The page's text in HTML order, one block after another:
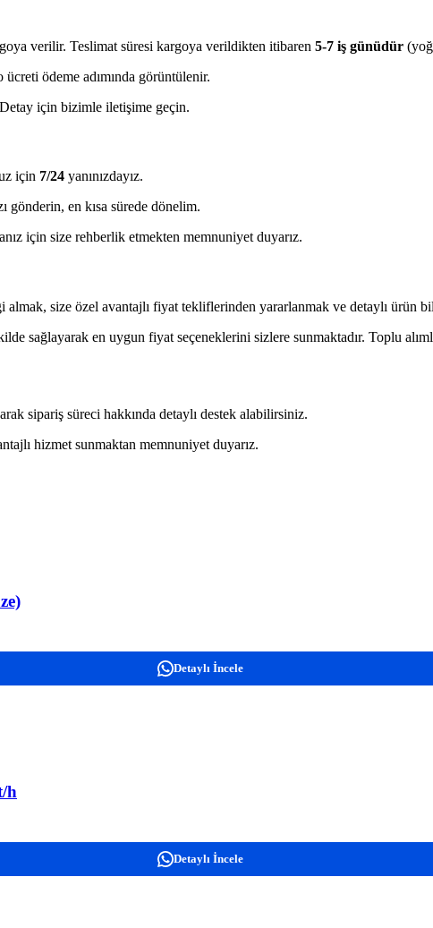
verilir. Teslimat süresi kargoya verildikten itibaren 5-7 iş günüdür
ödeme adımında görüntülenir.
için bizimle iletişime geçin.
için 7/24 yanınızdayız.
gönderin, en kısa sürede dönelim.
için size rehberlik etmekten memnuniyet duyarız.
size özel avantajlı fiyat tekliflerinden yararlanmak ve detaylı ürün
sağlayarak en uygun fiyat seçeneklerini sizlere sunmaktadır. Toplu
sipariş süreci hakkında detaylı destek alabilirsiniz.
hizmet sunmaktan memnuniyet duyarız.
Detaylı İncele
h
Detaylı İncele